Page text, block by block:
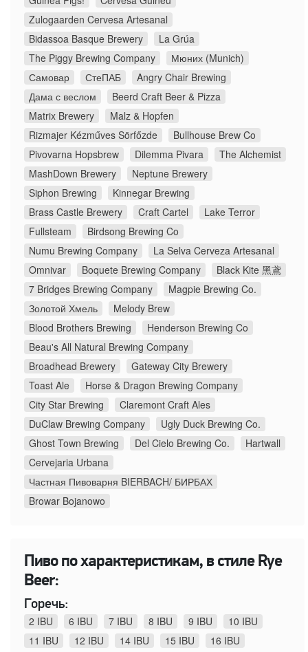
Zulogaarden Cervesa Artesanal
Bidassoa Basque Brewery
La Grúa
The Piggy Brewing Company
Мюних (Munich)
Самовар
СтеПАБ
Angry Chair Brewing
Дама с веслом
Beerd Craft Beer & Pizza
Matrix Brewery
Malz & Hopfen
Rizmajer Kézműves Sörfőzde
Bullhouse Brew Co
Pivovarna Hopsbrew
Dilemma Pivara
The Alchemist
MashDown Brewery
Neptune Brewery
Siphon Brewing
Kinnegar Brewing
Brass Castle Brewery
Craft Cartel
Lake Terror
Fullsteam
Birdsong Brewing Co
Numu Brewing Company
La Selva Cerveza Artesanal
Omnivar
Boquete Brewing Company
Black Kite 黑鳶
7 Bridges Brewing Company
Magpie Brewing Co.
Золотой Хмель
Melody Brew
Blood Brothers Brewing
Henderson Brewing Co
Beau's All Natural Brewing Company
Broadhead Brewery
Gateway City Brewery
Toast Ale
Horse & Dragon Brewing Company
City Star Brewing
Claremont Craft Ales
DuClaw Brewing Company
Ugly Duck Brewing Co.
Ghost Town Brewing
Del Cielo Brewing Co.
Hartwall
Cervejaria Urbana
Частная Пивоварня BIERBACH/ БИРБАХ
Browar Bojanowo
Пиво по характеристикам, в стиле Rye
Beer:
Горечь:
2 IBU
6 IBU 7 IBU 8 IBU 9 IBU
10 IBU
11 IBU
12 IBU 14 IBU 15 IBU
16 IBU